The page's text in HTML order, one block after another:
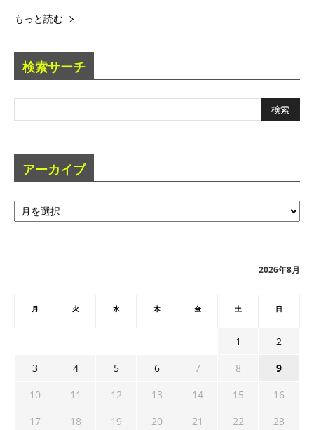
もっと読む
検索サーチ
アーカイブ
ア
ー
2026年8月
月 火 水 木 金 土 日
1
2
3
4 5 6 7 8
9
10
11 12 13 14 15
16
17
18 19 20 21 22
23